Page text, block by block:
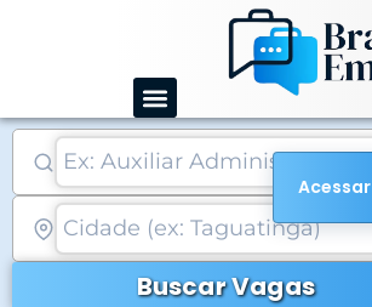
conteúdo
Buscar Vagas